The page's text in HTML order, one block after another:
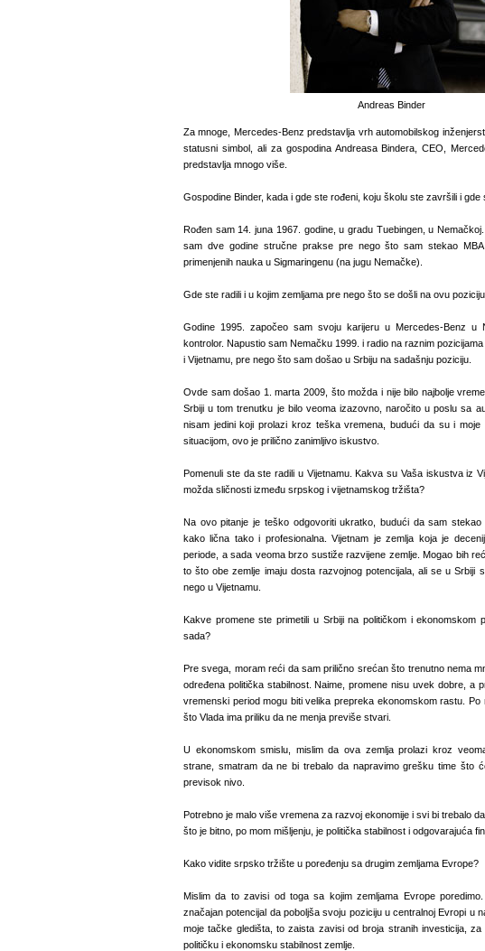
Andreas Binder
Za mnoge, Mercedes-Benz predstavlja vrh automobilskog
statusni simbol, ali za gospodina Andreasa Bindera, CEO,
predstavlja mnogo više.
Gospodine Binder, kada i gde ste rođeni, koju školu ste završili i
Rođen sam 14. juna 1967. godine, u gradu Tuebingen, u
sam dve godine stručne prakse pre nego što sam stekao MBA
primenjenih nauka u Sigmaringenu (na jugu Nemačke).
Gde ste radili i u kojim zemljama pre nego što se došli na ovu
Godine 1995. započeo sam svoju karijeru u Mercedes-Benz u
kontrolor. Napustio sam Nemačku 1999. i radio na raznim
i Vijetnamu, pre nego što sam došao u Srbiju na sadašnju poziciju.
Ovde sam došao 1. marta 2009, što možda i nije bilo najbolje
Srbiji u tom trenutku je bilo veoma izazovno, naročito u poslu sa
nisam jedini koji prolazi kroz teška vremena, budući da su i
situacijom, ovo je prilično zanimljivo iskustvo.
Pomenuli ste da ste radili u Vijetnamu. Kakva su Vaša iskustva iz
možda sličnosti između srpskog i vijetnamskog tržišta?
Na ovo pitanje je teško odgovoriti ukratko, budući da sam stekao
kako lična tako i profesionalna. Vijetnam je zemlja koja je
periode, a sada veoma brzo sustiže razvijene zemlje. Mogao bih
to što obe zemlje imaju dosta razvojnog potencijala, ali se u Srbiji
nego u Vijetnamu.
Kakve promene ste primetili u Srbiji na političkom i ekonomskom
sada?
Pre svega, moram reći da sam prilično srećan što trenutno nema
određena politička stabilnost. Naime, promene nisu uvek dobre, a
vremenski period mogu biti velika prepreka ekonomskom rastu. Po
što Vlada ima priliku da ne menja previše stvari.
U ekonomskom smislu, mislim da ova zemlja prolazi kroz
strane, smatram da ne bi trebalo da napravimo grešku time što
previsok nivo.
Potrebno je malo više vremena za razvoj ekonomije i svi bi trebalo
što je bitno, po mom mišljenju, je politička stabilnost i odgovarajuća
Kako vidite srpsko tržište u poređenju sa drugim zemljama Evrope?
Mislim da to zavisi od toga sa kojim zemljama Evrope
značajan potencijal da poboljša svoju poziciju u centralnoj Evropi u
moje tačke gledišta, to zaista zavisi od broja stranih investicija,
političku i ekonomsku stabilnost zemlje.